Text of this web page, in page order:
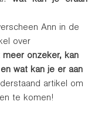
Ann in de
over
meer onzeker, kan
wat kan je er aan
artikel om
te komen!